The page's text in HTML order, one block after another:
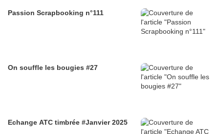
Passion Scrapbooking n°111
On souffle les bougies #27
Echange ATC timbrée #Janvier 2025